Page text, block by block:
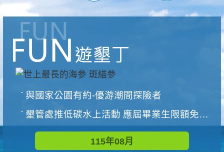
與國家公園有約-優游潮間探險者
墾管處推低碳水上活動 應屆畢業生限額免費參加
115年08月